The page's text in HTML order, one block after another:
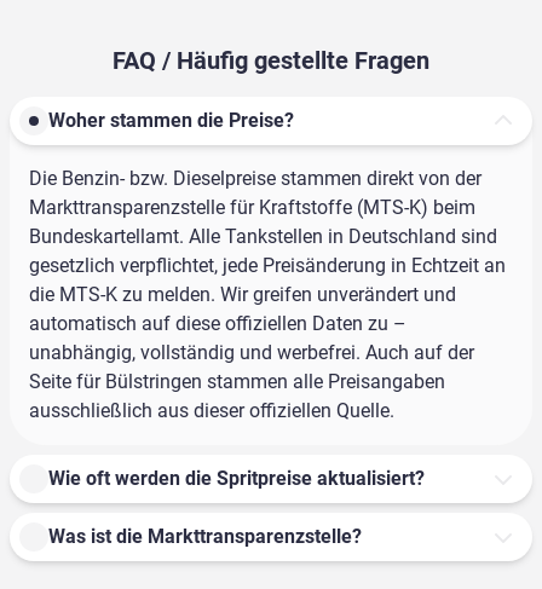
FAQ / Häufig gestellte Fragen
Woher stammen die Preise?
Die Benzin- bzw. Dieselpreise stammen direkt von der
Markttransparenzstelle für Kraftstoffe (MTS-K) beim
Bundeskartellamt. Alle Tankstellen in Deutschland sind
gesetzlich verpflichtet, jede Preisänderung in Echtzeit an
die MTS-K zu melden. Wir greifen unverändert und
automatisch auf diese offiziellen Daten zu –
unabhängig, vollständig und werbefrei. Auch auf der
Seite für Bülstringen stammen alle Preisangaben
ausschließlich aus dieser offiziellen Quelle.
Wie oft werden die Spritpreise aktualisiert?
Was ist die Markttransparenzstelle?